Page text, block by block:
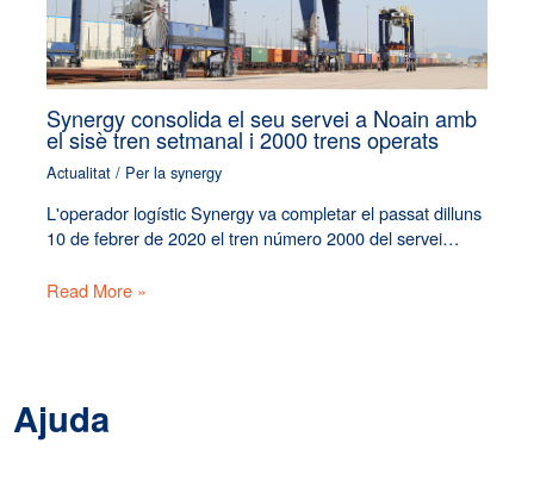
Synergy consolida el seu servei a Noain amb
el sisè tren setmanal i 2000 trens operats
Actualitat / Per la synergy
L'operador logístic Synergy va completar el passat dilluns
10 de febrer de 2020 el tren número 2000 del servei…
Read More »
Ajuda